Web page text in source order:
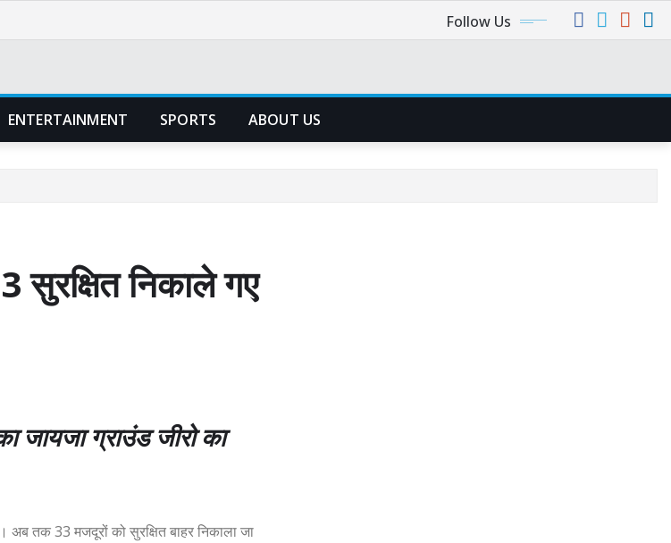
Follow Us
ENTERTAINMENT SPORTS ABOUT US
सुरक्षित निकाले गए
जायजा ग्राउंड जीरो का
अब तक 33 मजदूरों को सुरक्षित बाहर निकाला जा